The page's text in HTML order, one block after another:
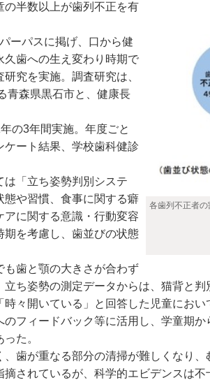
各歯列不正者の
の半数以上が歯列不正を有
ーパスに掲げ、口から健
久歯への生え変わり時期で
究を実施。調査研究は、
青森県黒石市と、健康長
の3年間実施。年度ごと
ート結果、学校歯科健診
「立ち姿勢判別システ
態や習慣、食事に関する癖
に関する意識・行動変容
期を考慮し、歯並びの状態
歯と顎の大きさが合わず
ち姿勢の測定データからは、猫背と
々開いている」と回答した児童におい
フィードバック等に活用し、学童期
た。
歯が重なる部分の清掃が難しくなり
されているが、科学的エビデンスは